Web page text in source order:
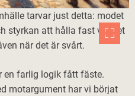
tarvar just detta: modet
styrkan att hålla fast vid det
när det är svårt.
en farlig logik fått fäste.
motargument har vi börjat